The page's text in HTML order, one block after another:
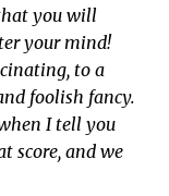
you will
your mind!
to a
foolish fancy.
I tell you
score, and we